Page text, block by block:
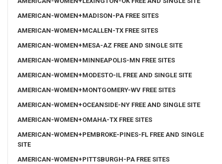
AMERICAN-WOMEN+MADISON-PA FREE SITES
AMERICAN-WOMEN+MCALLEN-TX FREE SITES
AMERICAN-WOMEN+MESA-AZ FREE AND SINGLE SITE
AMERICAN-WOMEN+MINNEAPOLIS-MN FREE SITES
AMERICAN-WOMEN+MODESTO-IL FREE AND SINGLE SITE
AMERICAN-WOMEN+MONTGOMERY-WV FREE SITES
AMERICAN-WOMEN+OCEANSIDE-NY FREE AND SINGLE SITE
AMERICAN-WOMEN+OMAHA-TX FREE SITES
AMERICAN-WOMEN+PEMBROKE-PINES-FL FREE AND SINGLE
SITE
AMERICAN-WOMEN+PITTSBURGH-PA FREE SITES